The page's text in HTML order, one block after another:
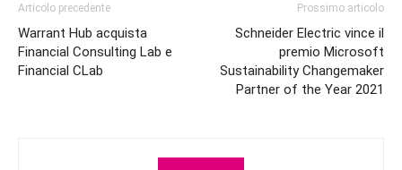
Articolo precedente
Warrant Hub acquista
Financial Consulting Lab e
Financial CLab
Prossimo articolo
Schneider Electric vince il
premio Microsoft
Sustainability Changemaker
Partner of the Year 2021